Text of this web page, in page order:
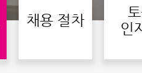
채용 절차
인